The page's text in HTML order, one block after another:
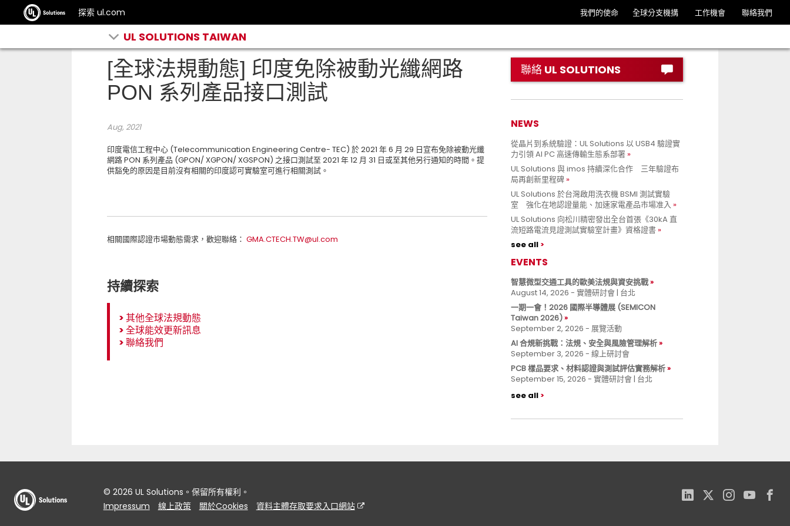
探索 ul.com 我們的使命 全球分支機搆 工作機會 聯絡我們
UL SOLUTIONS TAIWAN
[全球法規動態] 印度免除被動光纖網路
PON 系列產品接口測試
Aug, 2021
印度電信工程中心 (Telecommunication Engineering Centre- TEC) 於 2021 年 6 月 29 日宣布免除被動光纖
網路 PON 系列產品 (GPON/ XGPON/ XGSPON) 之接口測試至 2021 年 12 月 31 日或至其他另行通知的時間。提
供豁免的原因是目前沒有相關的印度認可實驗室可進行相關測試。
相關國際認證市場動態需求，歡迎聯絡： GMA.CTECH.TW@ul.com
持續探索
>其他全球法規動態
>全球能效更新訊息
>聯絡我們
聯絡 UL SOLUTIONS
NEWS
從晶片到系統驗證：UL Solutions 以 USB4 驗證實
力引領 AI PC 高速傳輸生態系部署
UL Solutions 與 imos 持續深化合作 三年驗證布
局再創新里程碑
UL Solutions 於台灣啟用洗衣機 BSMI 測試實驗
室 強化在地認證量能、加速家電產品市場准入
UL Solutions 向松川精密發出全台首張《30kA 直
流短路電流見證測試實驗室計畫》資格證書
see all
EVENTS
智慧微型交通工具的歐美法規與資安挑戰
August 14, 2026 - 實體研討會 | 台北
一期一會！2026 國際半導體展 (SEMICON
Taiwan 2026)
September 2, 2026 - 展覽活動
AI 合規新挑戰：法規、安全與風險管理解析
September 3, 2026 - 線上研討會
PCB 樣品要求、材料認證與測試評估實務解析
September 15, 2026 - 實體研討會 | 台北
see all
© 2026 UL Solutions。保留所有權利。
Impressum
線上政策 關於Cookies 資料主體存取要求入口網站